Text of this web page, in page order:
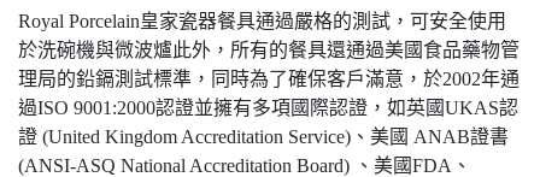
Royal Porcelain皇家瓷器餐具通過嚴格的測試，可安全使用
於洗碗機與微波爐此外，所有的餐具還通過美國食品藥物管
理局的鉛鎘測試標準，同時為了確保客戶滿意，於2002年通
過ISO 9001:2000認證並擁有多項國際認證，如英國UKAS認
證 (United Kingdom Accreditation Service)、美國 ANAB證書
(ANSI-ASQ National Accreditation Board) 、美國FDA、